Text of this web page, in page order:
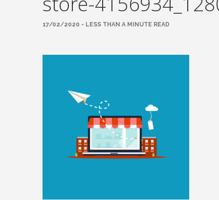
17/02/2020 - LESS THAN A MINUTE READ